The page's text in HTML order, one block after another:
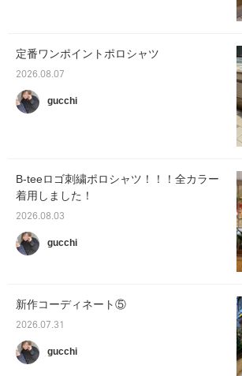
定番ワンポイントポロシャツ
2026.08.07
gucchi
B-teeロゴ刺繍ポロシャツ！！！全カラー
着用しました！
2026.08.03
gucchi
新作コーディネート⑤
2026.07.31
gucchi